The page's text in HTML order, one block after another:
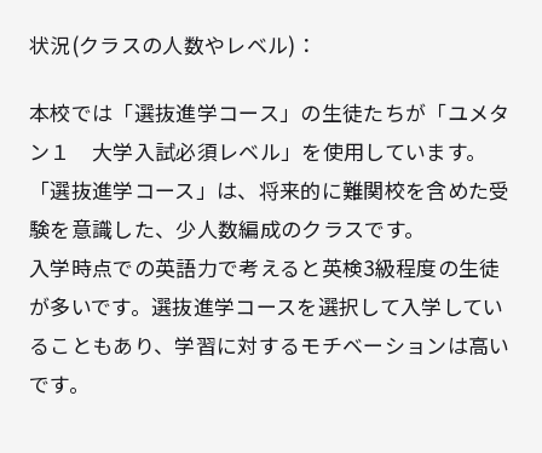
状況(クラスの人数やレベル)：
本校では「選抜進学コース」の生徒たちが「ユメタ
ン１ 大学入試必須レベル」を使用しています。
「選抜進学コース」は、将来的に難関校を含めた受
験を意識した、少人数編成のクラスです。
入学時点での英語力で考えると英検3級程度の生徒
が多いです。選抜進学コースを選択して入学してい
ることもあり、学習に対するモチベーションは高い
です。